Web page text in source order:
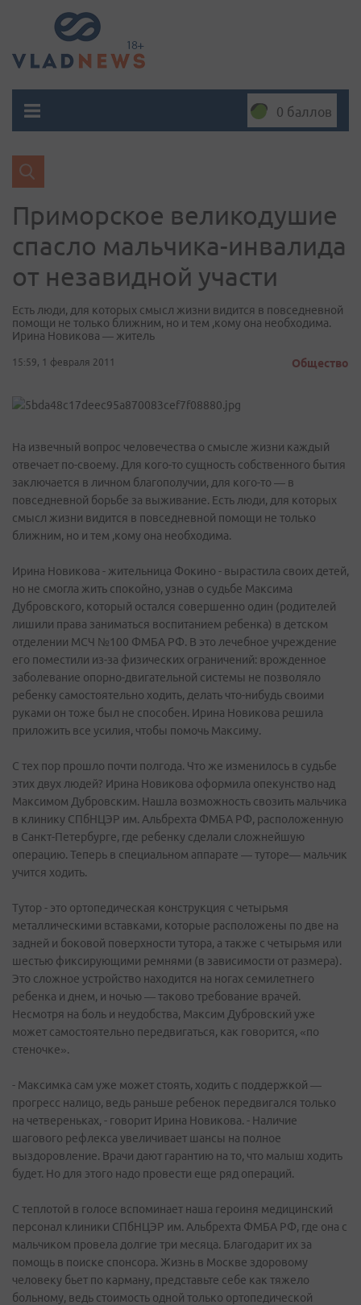
0 баллов
Приморское великодушие
спасло мальчика-инвалида
от незавидной участи
Есть люди, для которых смысл жизни видится в повседневной
помощи не только ближним, но и тем ,кому она необходима.
Ирина Новикова — житель
15:59, 1 февраля 2011 Общество
На извечный вопрос человечества о смысле жизни каждый
отвечает по-своему. Для кого-то сущность собственного бытия
заключается в личном благополучии, для кого-то — в
повседневной борьбе за выживание. Есть люди, для которых
смысл жизни видится в повседневной помощи не только
ближним, но и тем ,кому она необходима.
Ирина Новикова - жительница Фокино - вырастила своих детей,
но не смогла жить спокойно, узнав о судьбе Максима
Дубровского, который остался совершенно один (родителей
лишили права заниматься воспитанием ребенка) в детском
отделении МСЧ №100 ФМБА РФ. В это лечебное учреждение
его поместили из-за физических ограничений: врожденное
заболевание опорно-двигательной системы не позволяло
ребенку самостоятельно ходить, делать что-нибудь своими
руками он тоже был не способен. Ирина Новикова решила
приложить все усилия, чтобы помочь Максиму.
С тех пор прошло почти полгода. Что же изменилось в судьбе
этих двух людей? Ирина Новикова оформила опекунство над
Максимом Дубровским. Нашла возможность свозить мальчика
в клинику СПбНЦЭР им. Альбрехта ФМБА РФ, расположенную
в Санкт-Петербурге, где ребенку сделали сложнейшую
операцию. Теперь в специальном аппарате — туторе— мальчик
учится ходить.
Тутор - это ортопедическая конструкция с четырьмя
металлическими вставками, которые расположены по две на
задней и боковой поверхности тутора, а также с четырьмя или
шестью фиксирующими ремнями (в зависимости от размера).
Это сложное устройство находится на ногах семилетнего
ребенка и днем, и ночью — таково требование врачей.
Несмотря на боль и неудобства, Максим Дубровский уже
может самостоятельно передвигаться, как говорится, «по
стеночке».
- Максимка сам уже может стоять, ходить с поддержкой —
прогресс налицо, ведь раньше ребенок передвигался только
на четвереньках, - говорит Ирина Новикова. - Наличие
шагового рефлекса увеличивает шансы на полное
выздоровление. Врачи дают гарантию на то, что малыш ходить
будет. Но для этого надо провести еще ряд операций.
С теплотой в голосе вспоминает наша героиня медицинский
персонал клиники СПбНЦЭР им. Альбрехта ФМБА РФ, где она с
мальчиком провела долгие три месяца. Благодарит их за
помощь в поиске спонсора. Жизнь в Москве здоровому
человеку бьет по карману, представьте себе как тяжело
больному, ведь стоимость одной только ортопедической